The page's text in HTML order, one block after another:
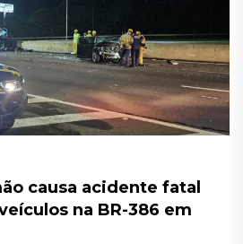
causa acidente fatal
na BR-386 em